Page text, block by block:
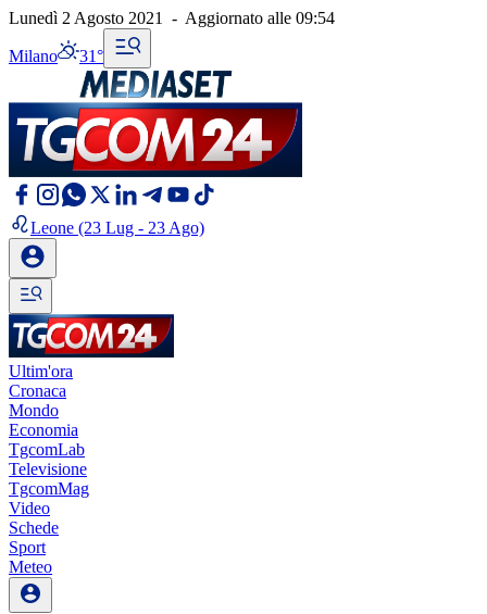
Lunedì 2 Agosto 2021 - Aggiornato alle 09:54
Milano 31°
Leone (23 Lug - 23 Ago)
Ultim'ora
Cronaca
Mondo
Economia
TgcomLab
Televisione
TgcomMag
Video
Schede
Sport
Meteo